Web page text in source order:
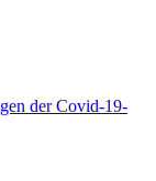
der Covid-19-